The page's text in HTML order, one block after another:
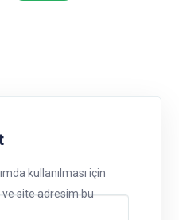
kullanılması için
site adresim bu